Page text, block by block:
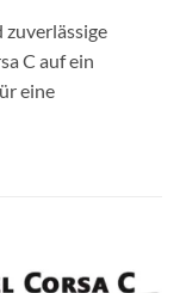
zuverlässige
C auf ein
eine